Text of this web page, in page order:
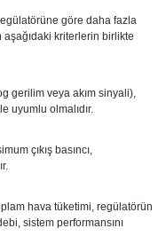
göre daha fazla
kriterlerin birlikte
gerilim veya akım sinyali),
uyumlu olmalıdır.
çıkış basıncı,
hava tüketimi, regülatörün
sistem performansını